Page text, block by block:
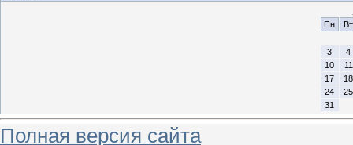
Пн
Вт
3
4
10
11
17
18
24
25
31
Полная версия сайта